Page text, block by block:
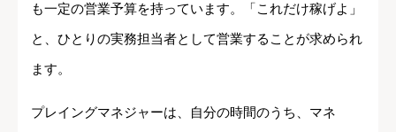
も一定の営業予算を持っています。「これだけ稼げよ」
と、ひとりの実務担当者として営業することが求められ
ます。
プレイングマネジャーは、自分の時間のうち、マネ